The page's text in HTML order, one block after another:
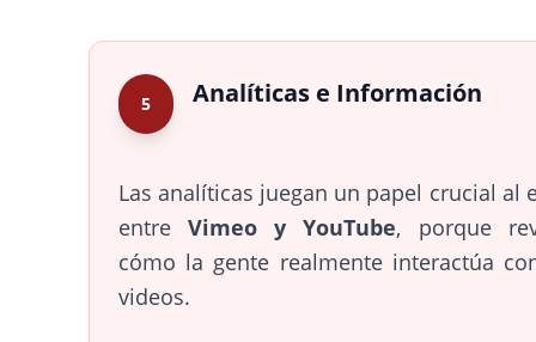
5 Analíticas e Información
Las analíticas juegan un papel crucial al
entre Vimeo y YouTube, porque
cómo la gente realmente interactúa
videos.